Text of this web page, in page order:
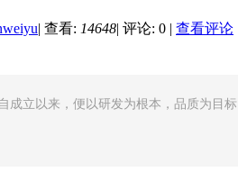
| 查看: 14648| 评论: 0 | 查看评论
成立以来，便以研发为根本，品质为目